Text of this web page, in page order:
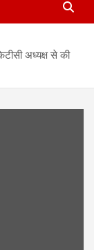
अध्यक्ष से की